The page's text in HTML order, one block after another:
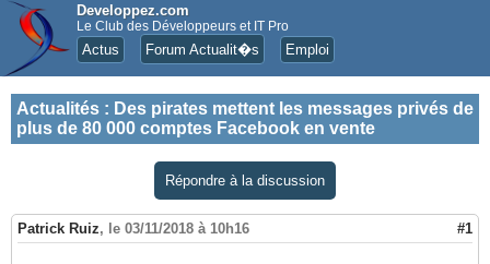
Developpez.com
Le Club des Développeurs et IT Pro
Actus Forum Actualit�s Emploi
Actualités : Des pirates mettent les messages privés de
plus de 80 000 comptes Facebook en vente
Répondre à la discussion
Patrick Ruiz, le 03/11/2018 à 10h16 #1